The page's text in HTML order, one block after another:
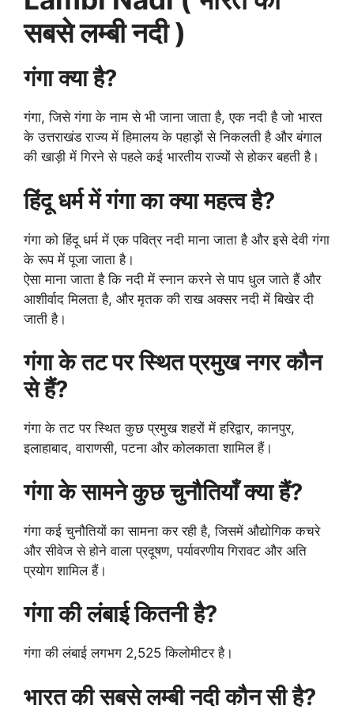
सबसे लम्बी नदी )
गंगा क्या है?
गंगा, जिसे गंगा के नाम से भी जाना जाता है, एक नदी है जो भारत
के उत्तराखंड राज्य में हिमालय के पहाड़ों से निकलती है और बंगाल
की खाड़ी में गिरने से पहले कई भारतीय राज्यों से होकर बहती है।
हिंदू धर्म में गंगा का क्या महत्व है?
गंगा को हिंदू धर्म में एक पवित्र नदी माना जाता है और इसे देवी गंगा
के रूप में पूजा जाता है।
ऐसा माना जाता है कि नदी में स्नान करने से पाप धुल जाते हैं और
आशीर्वाद मिलता है, और मृतक की राख अक्सर नदी में बिखेर दी
जाती है।
गंगा के तट पर स्थित प्रमुख नगर कौन
से हैं?
गंगा के तट पर स्थित कुछ प्रमुख शहरों में हरिद्वार, कानपुर,
इलाहाबाद, वाराणसी, पटना और कोलकाता शामिल हैं।
गंगा के सामने कुछ चुनौतियाँ क्या हैं?
गंगा कई चुनौतियों का सामना कर रही है, जिसमें औद्योगिक कचरे
और सीवेज से होने वाला प्रदूषण, पर्यावरणीय गिरावट और अति
प्रयोग शामिल हैं।
गंगा की लंबाई कितनी है?
गंगा की लंबाई लगभग 2,525 किलोमीटर है।
भारत की सबसे लम्बी नदी कौन सी है?